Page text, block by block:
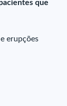
que
erupções